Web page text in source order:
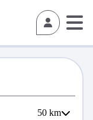
50 km